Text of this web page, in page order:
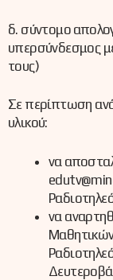
δ. σύντομο
υπερσύνδεσμος
τους)
Σε περίπτωση
υλικού:
να
να